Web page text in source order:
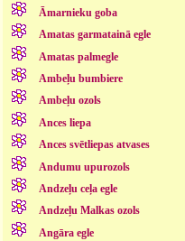
Āmarnieku goba
Amatas garmatainā egle
Amatas palmegle
Ambeļu bumbiere
Ambeļu ozols
Ances liepa
Ances svētliepas atvases
Andumu upurozols
Andzeļu ceļa egle
Andzeļu Malkas ozols
Angāra egle